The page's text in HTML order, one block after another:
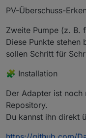
PV-Überschuss-
Zweite Pumpe (z. B.
Diese Punkte stehen
sollen Schritt für
🧩 Installation
Der Adapter ist
Repository.
Du kannst ihn direkt